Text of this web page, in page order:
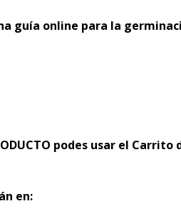
guía online para la
podes usar el Carrito
en: